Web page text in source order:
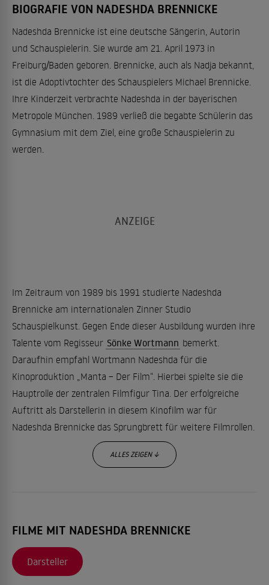
BIOGRAFIE VON NADESHDA BRENNICKE
Nadeshda Brennicke ist eine deutsche Sängerin, Autorin
und Schauspielerin. Sie wurde am 21. April 1973 in
Freiburg/Baden geboren. Brennicke, auch als Nadja bekannt,
ist die Adoptivtochter des Schauspielers Michael Brennicke.
Ihre Kinderzeit verbrachte Nadeshda in der bayerischen
Metropole München. 1989 verließ die begabte Schülerin das
Gymnasium mit dem Ziel, eine große Schauspielerin zu
werden.
Im Zeitraum von 1989 bis 1991 studierte Nadeshda
Brennicke am internationalen Zinner Studio
Schauspielkunst. Gegen Ende dieser Ausbildung wurden ihre
Talente vom Regisseur Sönke Wortmann bemerkt.
Daraufhin empfahl Wortmann Nadeshda für die
Kinoproduktion „Manta – Der Film“. Hierbei spielte sie die
Hauptrolle der zentralen Filmfigur Tina. Der erfolgreiche
Auftritt als Darstellerin in diesem Kinofilm war für
Nadeshda Brennicke das Sprungbrett für weitere Filmrollen.
ALLES ZEIGEN ↓
von Brennicke zu. Zusätzliche Filmauftritte folgten, wie im
der Hauptrolle dieses preisgekrönten Films wurde Nadeshda
Brennicke 2001 mit dem Adolf-Grimme-Preis geehrt.
FILME MIT NADESHDA BRENNICKE
Darsteller